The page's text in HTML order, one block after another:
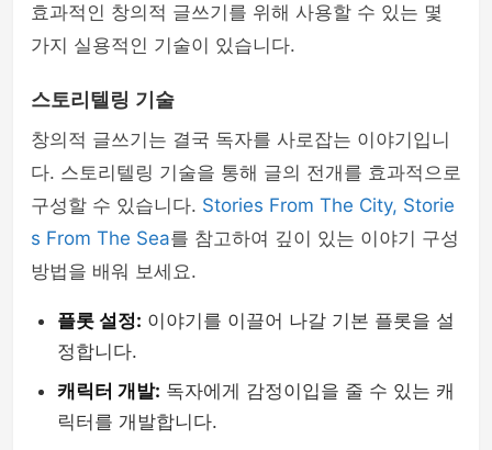
효과적인 창의적 글쓰기를 위해 사용할 수 있는 몇
가지 실용적인 기술이 있습니다.
스토리텔링 기술
창의적 글쓰기는 결국 독자를 사로잡는 이야기입니
다. 스토리텔링 기술을 통해 글의 전개를 효과적으로
구성할 수 있습니다. Stories From The City, Storie
s From The Sea를 참고하여 깊이 있는 이야기 구성
방법을 배워 보세요.
플롯 설정: 이야기를 이끌어 나갈 기본 플롯을 설
정합니다.
캐릭터 개발: 독자에게 감정이입을 줄 수 있는 캐
릭터를 개발합니다.